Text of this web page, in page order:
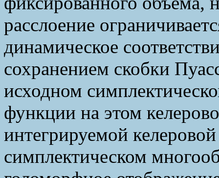
расслоение
динамическое
сохранением скобки
исходном
функции на этом
интегрируемой
симплектическом